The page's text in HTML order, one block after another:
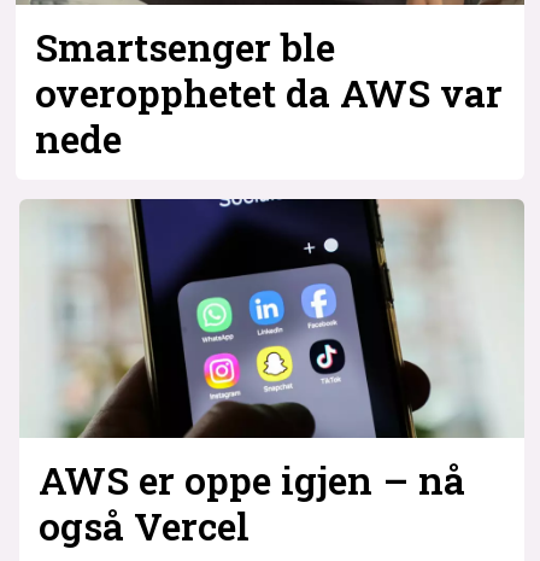
Smartsenger ble
overopphetet da AWS var
nede
AWS er oppe igjen – nå
også Vercel